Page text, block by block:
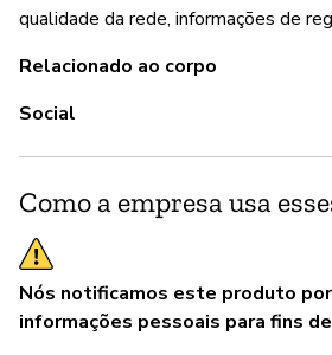
qualidade da rede, informações de
Relacionado ao corpo
Social
Como a empresa usa
Nós notificamos este produto
informações pessoais para fins